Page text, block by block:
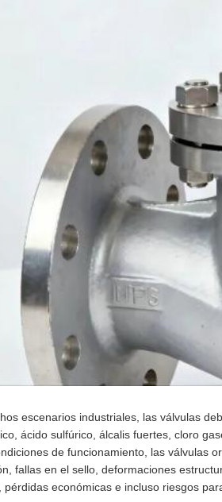
escenarios industriales, las válvulas
ácido sulfúrico, álcalis fuertes, cloro
de funcionamiento, las válvulas
fallas en el sello, deformaciones
pérdidas económicas e incluso riesgos